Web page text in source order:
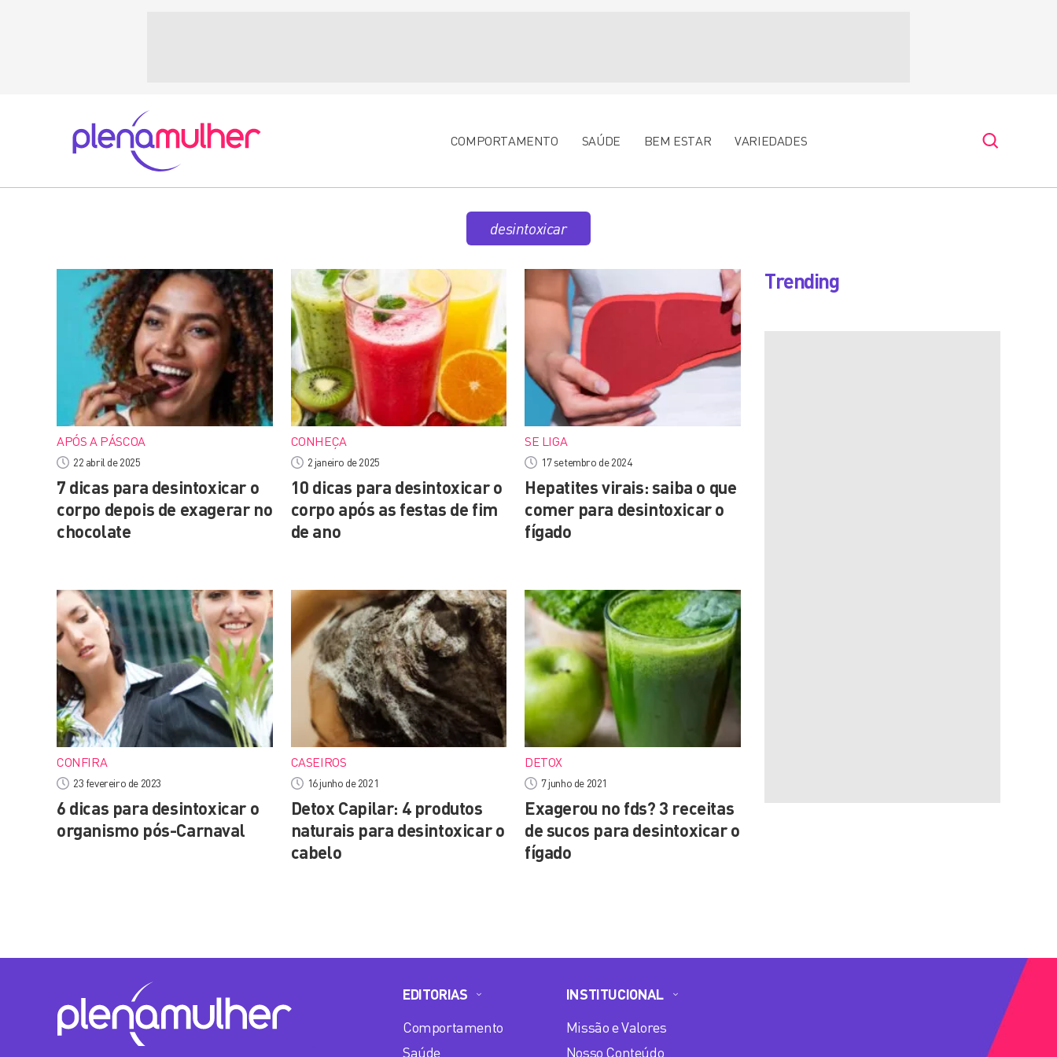
COMPORTAMENTO SAÚDE BEM ESTAR VARIEDADES
desintoxicar
APÓS A PÁSCOA
22 abril de 2025
7 dicas para desintoxicar o
corpo depois de exagerar no
chocolate
CONHEÇA
2 janeiro de 2025
10 dicas para desintoxicar o
corpo após as festas de fim
de ano
SE LIGA
17 setembro de 2024
Hepatites virais: saiba o que
comer para desintoxicar o
fígado
CONFIRA
23 fevereiro de 2023
6 dicas para desintoxicar o
organismo pós-Carnaval
CASEIROS
16 junho de 2021
Detox Capilar: 4 produtos
naturais para desintoxicar o
cabelo
DETOX
7 junho de 2021
Exagerou no fds? 3 receitas
de sucos para desintoxicar o
fígado
Trending
EDITORIAS
Comportamento
Saúde
INSTITUCIONAL
Missão e Valores
Nosso Conteúdo